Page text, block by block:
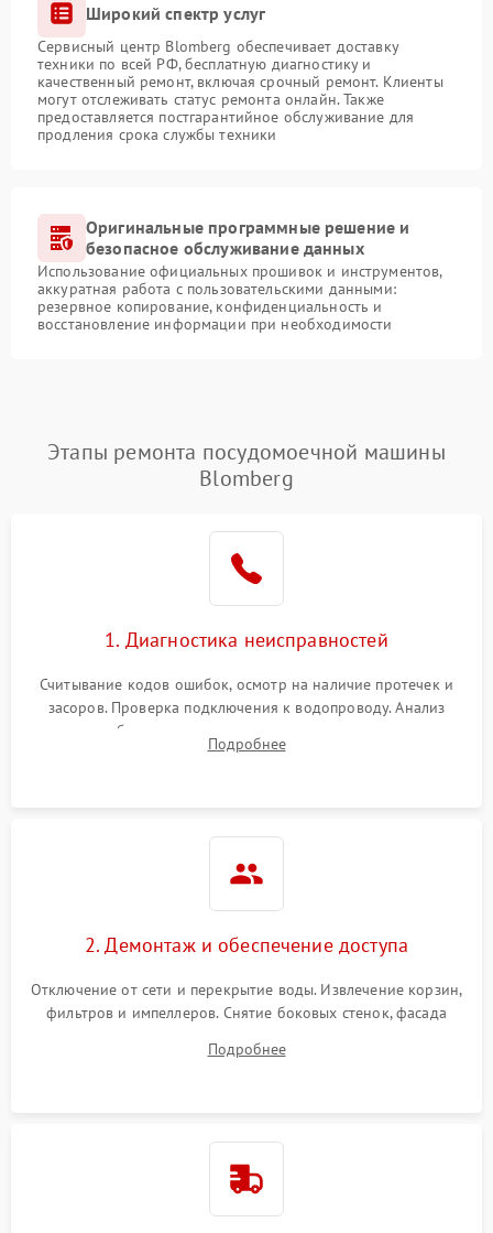
Широкий спектр услуг
Сервисный центр Blomberg обеспечивает доставку
техники по всей РФ, бесплатную диагностику и
качественный ремонт, включая срочный ремонт. Клиенты
могут отслеживать статус ремонта онлайн. Также
предоставляется постгарантийное обслуживание для
продления срока службы техники
Оригинальные программные решение и
безопасное обслуживание данных
Использование официальных прошивок и инструментов,
аккуратная работа с пользовательскими данными:
резервное копирование, конфиденциальность и
восстановление информации при необходимости
Этапы ремонта посудомоечной машины
Blomberg
1. Диагностика неисправностей
Считывание кодов ошибок, осмотр на наличие протечек и
засоров. Проверка подключения к водопроводу. Анализ
жалоб на отсутствие слива, нагрева, вращения
разбрызгивателей или срабатывание системы защиты
Подробнее
2. Демонтаж и обеспечение доступа
Отключение от сети и перекрытие воды. Извлечение корзин,
фильтров и импеллеров. Снятие боковых стенок, фасада
циркуляционному насосу, ТЭНу и сливной помпе.
Подробнее